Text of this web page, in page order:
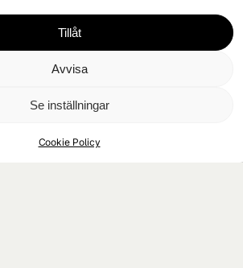
Tillåt
Avvisa
Se inställningar
Cookie Policy
en unik golfbana på sydöstra
tallar och med havet som